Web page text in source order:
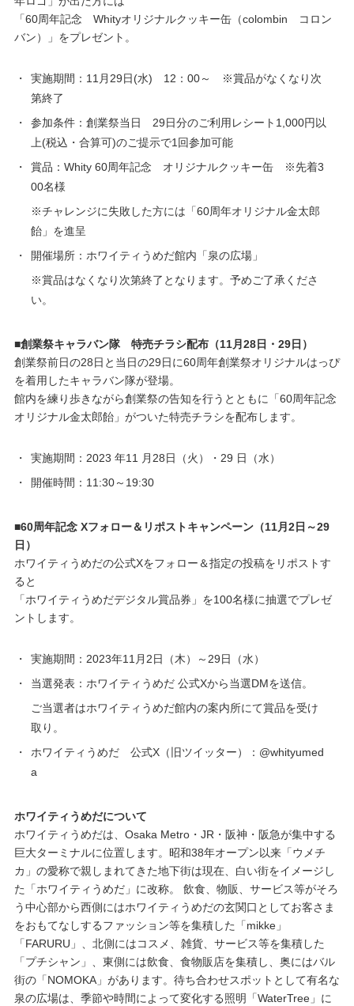
「60周年記念 Whityオリジナルクッキー缶（colombin コロン
バン）」をプレゼント。
・
実施期間：11月29日(水) 12：00～ ※賞品がなくなり次
第終了
・
参加条件：創業祭当日 29日分のご利用レシート1,000円以
上(税込・合算可)のご提示で1回参加可能
・
賞品：Whity 60周年記念 オリジナルクッキー缶 ※先着3
00名様
※チャレンジに失敗した方には「60周年オリジナル金太郎
飴」を進呈
・
開催場所：ホワイティうめだ館内「泉の広場」
※賞品はなくなり次第終了となります。予めご了承くださ
い。
■創業祭キャラバン隊 特売チラシ配布（11月28日・29日）
創業祭前日の28日と当日の29日に60周年創業祭オリジナルはっぴ
を着用したキャラバン隊が登場。
館内を練り歩きながら創業祭の告知を行うとともに「60周年記念
オリジナル金太郎飴」がついた特売チラシを配布します。
・
実施期間：2023 年11 月28日（火）・29 日（水）
・
開催時間：11:30～19:30
■60周年記念 Xフォロー＆リポストキャンペーン（11月2日～29
日）
ホワイティうめだの公式Xをフォロー＆指定の投稿をリポストす
ると
「ホワイティうめだデジタル賞品券」を100名様に抽選でプレゼ
ントします。
・
実施期間：2023年11月2日（木）～29日（水）
・
当選発表：ホワイティうめだ 公式Xから当選DMを送信。
ご当選者はホワイティうめだ館内の案内所にて賞品を受け
取り。
・
ホワイティうめだ 公式X（旧ツイッター）：@whityumed
a
ホワイティうめだについて
ホワイティうめだは、Osaka Metro・JR・阪神・阪急が集中する
巨大ターミナルに位置します。昭和38年オープン以来「ウメチ
カ」の愛称で親しまれてきた地下街は現在、白い街をイメージし
た「ホワイティうめだ」に改称。 飲食、物販、サービス等がそろ
う中心部から西側にはホワイティうめだの玄関口としてお客さま
をおもてなしするファッション等を集積した「mikke」
「FARURU」、北側にはコスメ、雑貨、サービス等を集積した
「プチシャン」、東側には飲食、食物販店を集積し、奥にはバル
街の「NOMOKA」があります。待ち合わせスポットとして有名な
泉の広場は、季節や時間によって変化する照明「WaterTree」に